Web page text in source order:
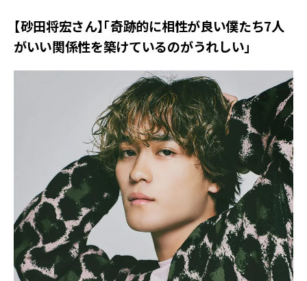
【砂田将宏さん】「奇跡的に相性が良い僕たち7人
がいい関係性を築けているのがうれしい」